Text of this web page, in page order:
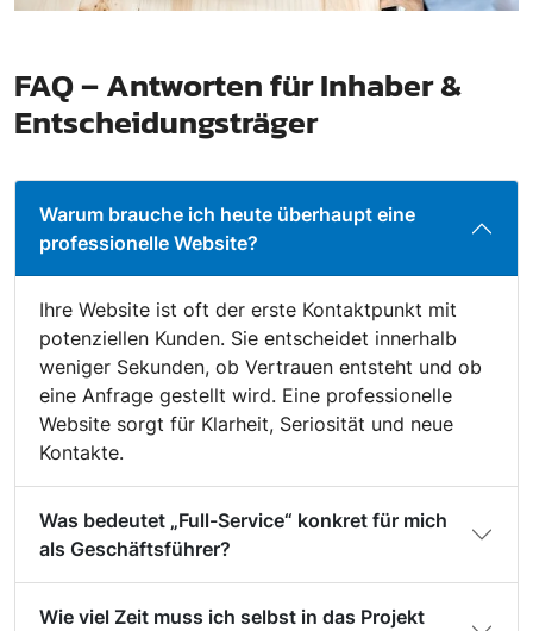
FAQ – Antworten für Inhaber &
Entscheidungsträger
Warum brauche ich heute überhaupt eine
professionelle Website?
Ihre Website ist oft der erste Kontaktpunkt mit
potenziellen Kunden. Sie entscheidet innerhalb
weniger Sekunden, ob Vertrauen entsteht und ob
eine Anfrage gestellt wird. Eine professionelle
Website sorgt für Klarheit, Seriosität und neue
Kontakte.
Was bedeutet „Full-Service“ konkret für mich
als Geschäftsführer?
Wie viel Zeit muss ich selbst in das Projekt